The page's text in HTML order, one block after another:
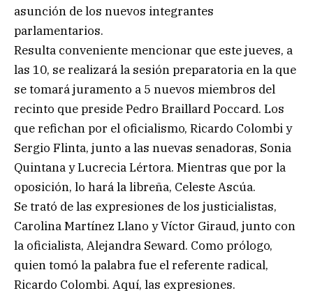
asunción de los nuevos integrantes
parlamentarios.
Resulta conveniente mencionar que este jueves, a
las 10, se realizará la sesión preparatoria en la que
se tomará juramento a 5 nuevos miembros del
recinto que preside Pedro Braillard Poccard. Los
que refichan por el oficialismo, Ricardo Colombi y
Sergio Flinta, junto a las nuevas senadoras, Sonia
Quintana y Lucrecia Lértora. Mientras que por la
oposición, lo hará la libreña, Celeste Ascúa.
Se trató de las expresiones de los justicialistas,
Carolina Martínez Llano y Víctor Giraud, junto con
la oficialista, Alejandra Seward. Como prólogo,
quien tomó la palabra fue el referente radical,
Ricardo Colombi. Aquí, las expresiones.